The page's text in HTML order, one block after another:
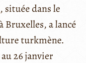
, située dans le
a lancé
turkmène.
26 janvier